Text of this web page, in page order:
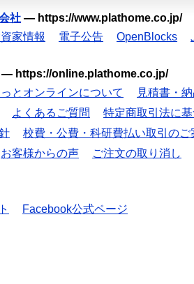
社 — https://www.plathome.co.jp/
家情報 電子公告 OpenBlocks
— https://online.plathome.co.jp/
とオンラインについて
見積書・
よくあるご質問
特定商取引法に
校費・公費・科研費払い取引のご
お客様からの声 ご注文の取り消し
Facebook公式ページ